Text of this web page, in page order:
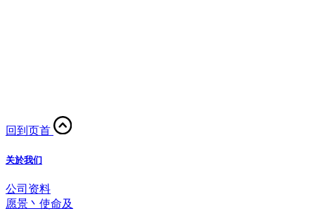
回到页首
关於我们
公司资料
愿景丶使命及